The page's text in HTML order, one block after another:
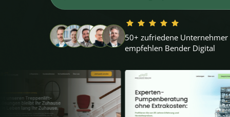
50+ zufriedene Unternehmer
empfehlen Bender Digital